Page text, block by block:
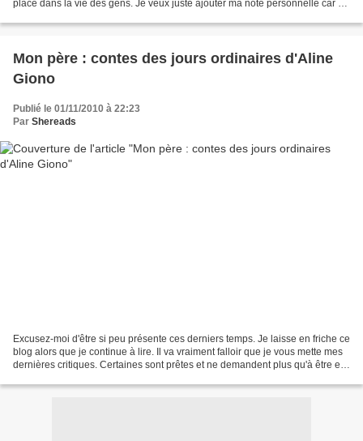
place dans la vie des gens. Je veux juste ajouter ma note personnelle car ce
Mon père : contes des jours ordinaires d'Aline
Giono
Publié le 01/11/2010 à 22:23
Par Shereads
Excusez-moi d'être si peu présente ces derniers temps. Je laisse en friche ce
blog alors que je continue à lire. Il va vraiment falloir que je vous mette mes
dernières critiques. Certaines sont prêtes et ne demandent plus qu'à être en